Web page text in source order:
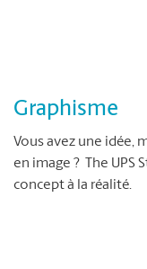
Graphisme
Vous avez une idée,
en image ? The UPS
concept à la réalité.